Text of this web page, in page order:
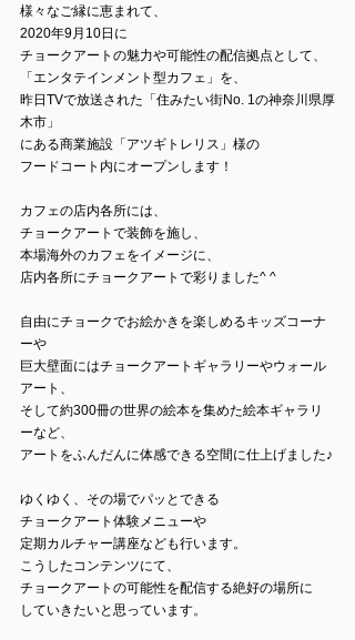
様々なご縁に恵まれて、
2020年9月10日に
チョークアートの魅力や可能性の配信拠点として、
「エンタテインメント型カフェ」を、
昨日TVで放送された「住みたい街No. 1の神奈川県厚
木市」
にある商業施設「アツギトレリス」様の
フードコート内にオープンします！
カフェの店内各所には、
チョークアートで装飾を施し、
本場海外のカフェをイメージに、
店内各所にチョークアートで彩りました^ ^
自由にチョークでお絵かきを楽しめるキッズコーナ
ーや
巨大壁面にはチョークアートギャラリーやウォール
アート、
そして約300冊の世界の絵本を集めた絵本ギャラリ
ーなど、
アートをふんだんに体感できる空間に仕上げました♪
ゆくゆく、その場でパッとできる
チョークアート体験メニューや
定期カルチャー講座なども行います。
こうしたコンテンツにて、
チョークアートの可能性を配信する絶好の場所に
していきたいと思っています。